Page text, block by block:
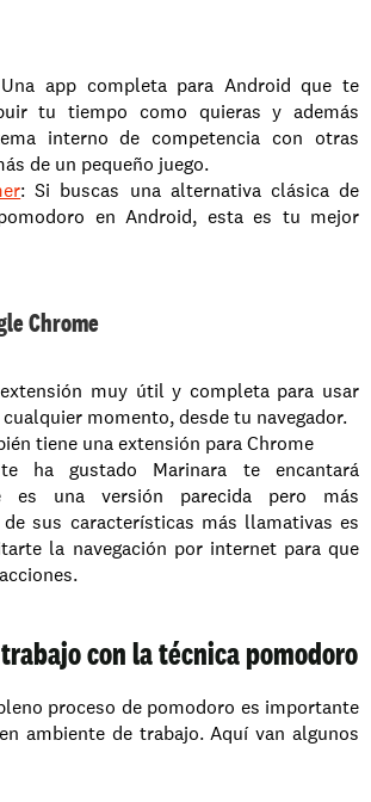
app completa para Android que te
tu tiempo como quieras y además
interno de competencia con otras
de un pequeño juego.
: Si buscas una alternativa clásica de
en Android, esta es tu mejor
Chrome
muy útil y completa para usar
momento, desde tu navegador.
tiene una extensión para Chrome
ha gustado Marinara te encantará
es una versión parecida pero más
sus características más llamativas es
la navegación por internet para que
con la técnica pomodoro
proceso de pomodoro es importante
ambiente de trabajo. Aquí van algunos